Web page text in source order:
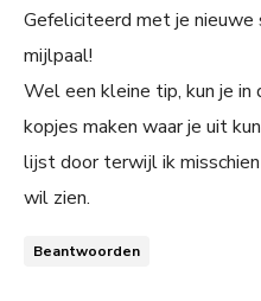
Gefeliciteerd met je nieuwe
mijlpaal!
Wel een kleine tip, kun je in
kopjes maken waar je uit
lijst door terwijl ik
wil zien.
Beantwoorden